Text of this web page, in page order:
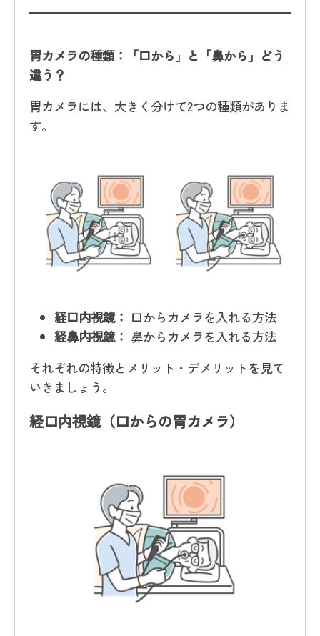
胃カメラの種類：「口から」と「鼻から」どう
違う？
胃カメラには、大きく分けて2つの種類がありま
す。
経口内視鏡： 口からカメラを入れる方法
経鼻内視鏡： 鼻からカメラを入れる方法
それぞれの特徴とメリット・デメリットを見て
いきましょう。
経口内視鏡（口からの胃カメラ）